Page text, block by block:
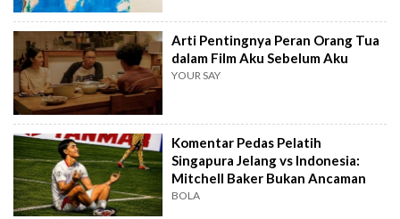
Arti Pentingnya Peran Orang Tua
dalam Film Aku Sebelum Aku
YOUR SAY
Komentar Pedas Pelatih
Singapura Jelang vs Indonesia:
Mitchell Baker Bukan Ancaman
BOLA